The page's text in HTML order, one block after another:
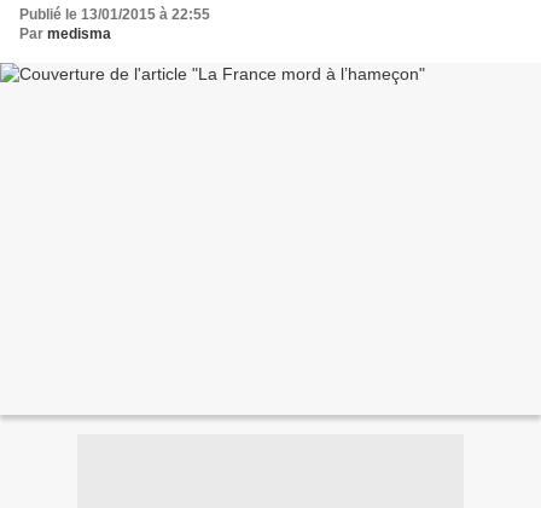
Publié le 13/01/2015 à 22:55
Par medisma